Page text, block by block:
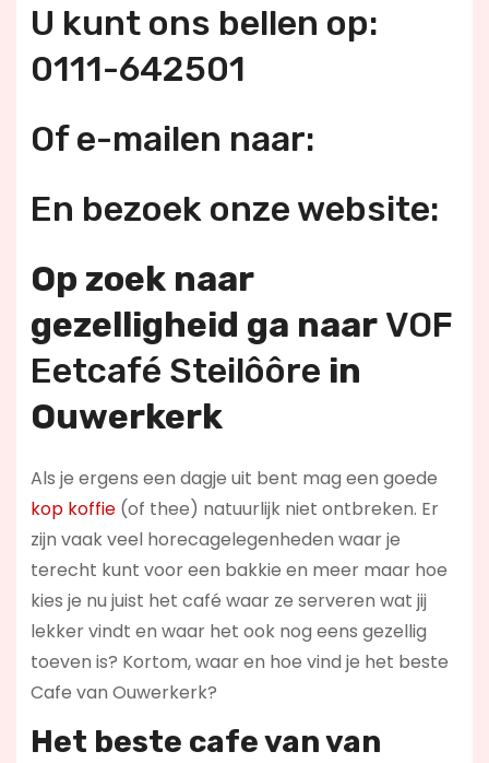
U kunt ons bellen op:
0111-642501
Of e-mailen naar:
En bezoek onze website:
Op zoek naar
gezelligheid ga naar VOF
Eetcafé Steilôôre in
Ouwerkerk
Als je ergens een dagje uit bent mag een goede
kop koffie(of thee) natuurlijk niet ontbreken. Er
zijn vaak veel horecagelegenheden waar je
terecht kunt voor een bakkie en meer maar hoe
kies je nu juist het café waar ze serveren wat jij
lekker vindt en waar het ook nog eens gezellig
toeven is? Kortom, waar en hoe vind je het beste
Cafe van Ouwerkerk?
Het beste cafe van van